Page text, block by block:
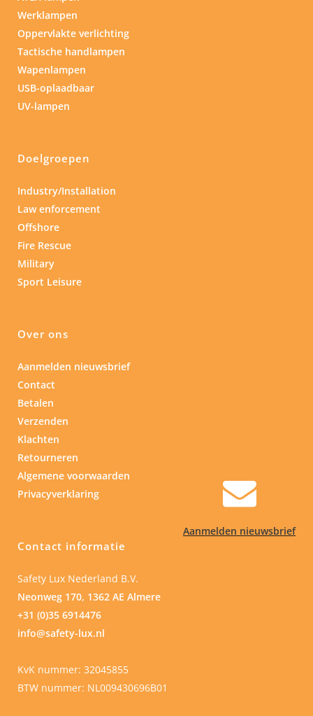
Aanmelden nieuwsbrief
Werklampen
Oppervlakte verlichting
Tactische handlampen
Wapenlampen
USB-oplaadbaar
UV-lampen
Doelgroepen
Industry/Installation
Law enforcement
Offshore
Fire Rescue
Military
Sport Leisure
Over ons
Aanmelden nieuwsbrief
Contact
Betalen
Verzenden
Klachten
Retourneren
Algemene voorwaarden
Privacyverklaring
Contact informatie
Safety Lux Nederland B.V.
Neonweg 170, 1362 AE Almere
+31 (0)35 6914476
info@safety-lux.nl
KvK nummer: 32045855
BTW nummer: NL009430696B01